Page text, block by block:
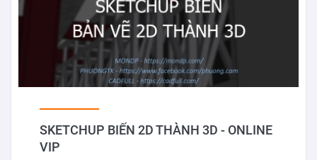
SKETCHUP BIẾN 2D THÀNH 3D - ONLINE
VIP